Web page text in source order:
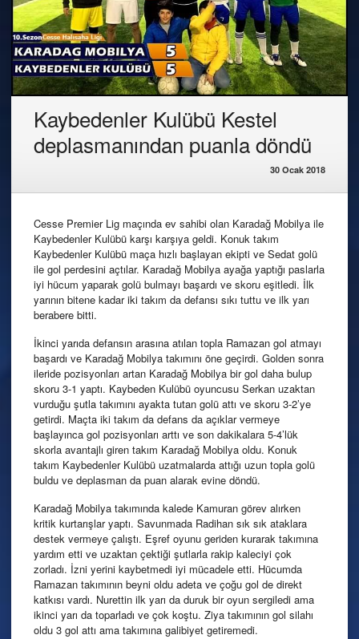
Kaybedenler Kulübü Kestel
deplasmanından puanla döndü
30 Ocak 2018
Cesse Premier Lig maçında ev sahibi olan Karadağ Mobilya ile
Kaybedenler Kulübü karşı karşıya geldi. Konuk takım
Kaybedenler Kulübü maça hızlı başlayan ekipti ve Sedat golü
ile gol perdesini açtılar. Karadağ Mobilya ayağa yaptığı paslarla
iyi hücum yaparak golü bulmayı başardı ve skoru eşitledi. İlk
yarının bitene kadar iki takım da defansı sıkı tuttu ve ilk yarı
berabere bitti.
İkinci yarıda defansın arasına atılan topla Ramazan gol atmayı
başardı ve Karadağ Mobilya takımını öne geçirdi. Golden sonra
ileride pozisyonları artan Karadağ Mobilya bir gol daha bulup
skoru 3-1 yaptı. Kaybeden Kulübü oyuncusu Serkan uzaktan
vurduğu şutla takımını ayakta tutan golü attı ve skoru 3-2’ye
getirdi. Maçta iki takım da defans da açıklar vermeye
başlayınca gol pozisyonları arttı ve son dakikalara 5-4’lük
skorla avantajlı giren takım Karadağ Mobilya oldu. Konuk
takım Kaybedenler Kulübü uzatmalarda attığı uzun topla golü
buldu ve deplasman da puan alarak evine döndü.
Karadağ Mobilya takımında kalede Kamuran görev alırken
kritik kurtarışlar yaptı. Savunmada Radihan sık sık ataklara
destek vermeye çalıştı. Eşref oyunu geriden kurarak takımına
yardım etti ve uzaktan çektiği şutlarla rakip kaleciyi çok
zorladı. İzni yerini kaybetmedi iyi mücadele etti. Hücumda
Ramazan takımının beyni oldu adeta ve çoğu gol de direkt
katkısı vardı. Nurettin ilk yarı da duruk bir oyun sergiledi ama
ikinci yarı da toparladı ve çok koştu. Ziya takımının gol silahı
oldu 3 gol attı ama takımına galibiyet getiremedi.